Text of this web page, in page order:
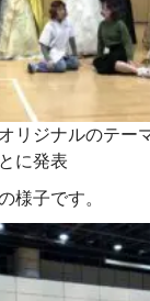
リジナルのテー
に発表
様子です。